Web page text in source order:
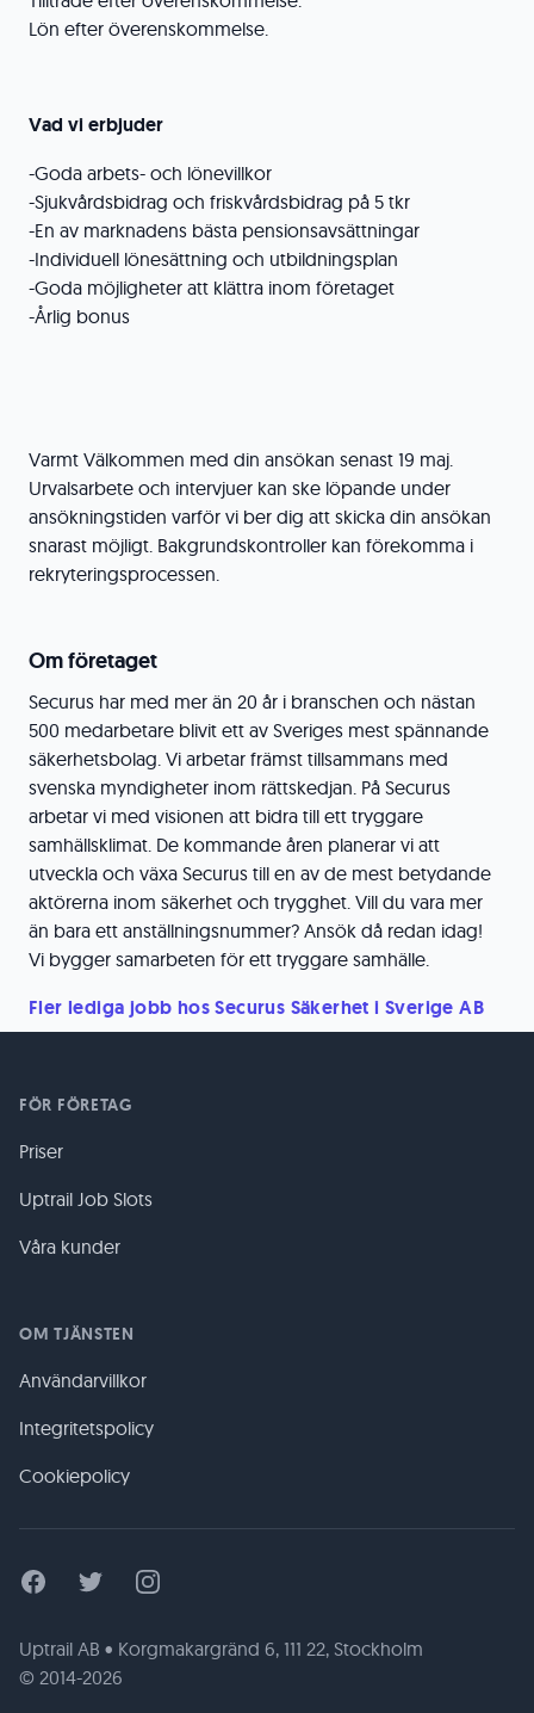
Lön efter överenskommelse.
Vad vi erbjuder
-Goda arbets- och lönevillkor
-Sjukvårdsbidrag och friskvårdsbidrag på 5 tkr
-En av marknadens bästa pensionsavsättningar
-Individuell lönesättning och utbildningsplan
-Goda möjligheter att klättra inom företaget
-Årlig bonus
Varmt Välkommen med din ansökan senast 19 maj.
Urvalsarbete och intervjuer kan ske löpande under
ansökningstiden varför vi ber dig att skicka din ansökan
snarast möjligt. Bakgrundskontroller kan förekomma i
rekryteringsprocessen.
Om företaget
Securus har med mer än 20 år i branschen och nästan
500 medarbetare blivit ett av Sveriges mest spännande
säkerhetsbolag. Vi arbetar främst tillsammans med
svenska myndigheter inom rättskedjan. På Securus
arbetar vi med visionen att bidra till ett tryggare
samhällsklimat. De kommande åren planerar vi att
utveckla och växa Securus till en av de mest betydande
aktörerna inom säkerhet och trygghet. Vill du vara mer
än bara ett anställningsnummer? Ansök då redan idag!
Vi bygger samarbeten för ett tryggare samhälle.
Fler lediga jobb hos Securus Säkerhet i Sverige AB
FÖR FÖRETAG
Priser
Uptrail Job Slots
Våra kunder
OM TJÄNSTEN
Användarvillkor
Integritetspolicy
Cookiepolicy
FacebookTwitter Instagram
Uptrail AB • Korgmakargränd 6, 111 22, Stockholm
© 2014-2026